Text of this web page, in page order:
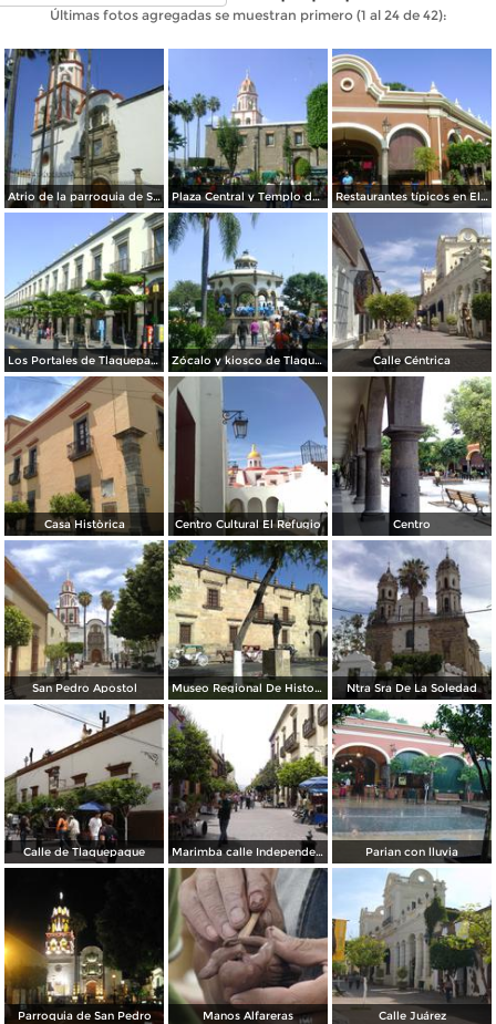
Últimas fotos agregadas se muestran primero (1 al 24 de 42):
Atrio de la parroquia de San Pedro (Siglo XVII). Noviembre/2011 Plaza Central y Templo de San Pedro. Tlaquepaque. Octubre/2011 Restaurantes típicos en El Parián. Tlaquepaque. Octubre/2011
Los Portales de Tlaquepaque, Jalisco. Octubre/2011 Zócalo y kiosco de Tlaquepaque, Jalisco. Octubre/2011 Calle Céntrica
Casa Històrica Centro Cultural El Refugio Centro
San Pedro Apostol Museo Regional De Historia Ntra Sra De La Soledad
Calle de Tlaquepaque Marimba calle Independecia Parian con lluvia
Parroquia de San Pedro Manos Alfareras Calle Juárez